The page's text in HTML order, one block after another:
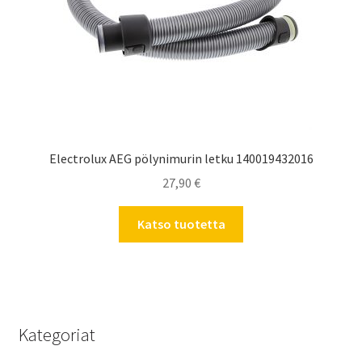
Electrolux AEG pölynimurin letku 140019432016
27,90 €
Katso tuotetta
Kategoriat